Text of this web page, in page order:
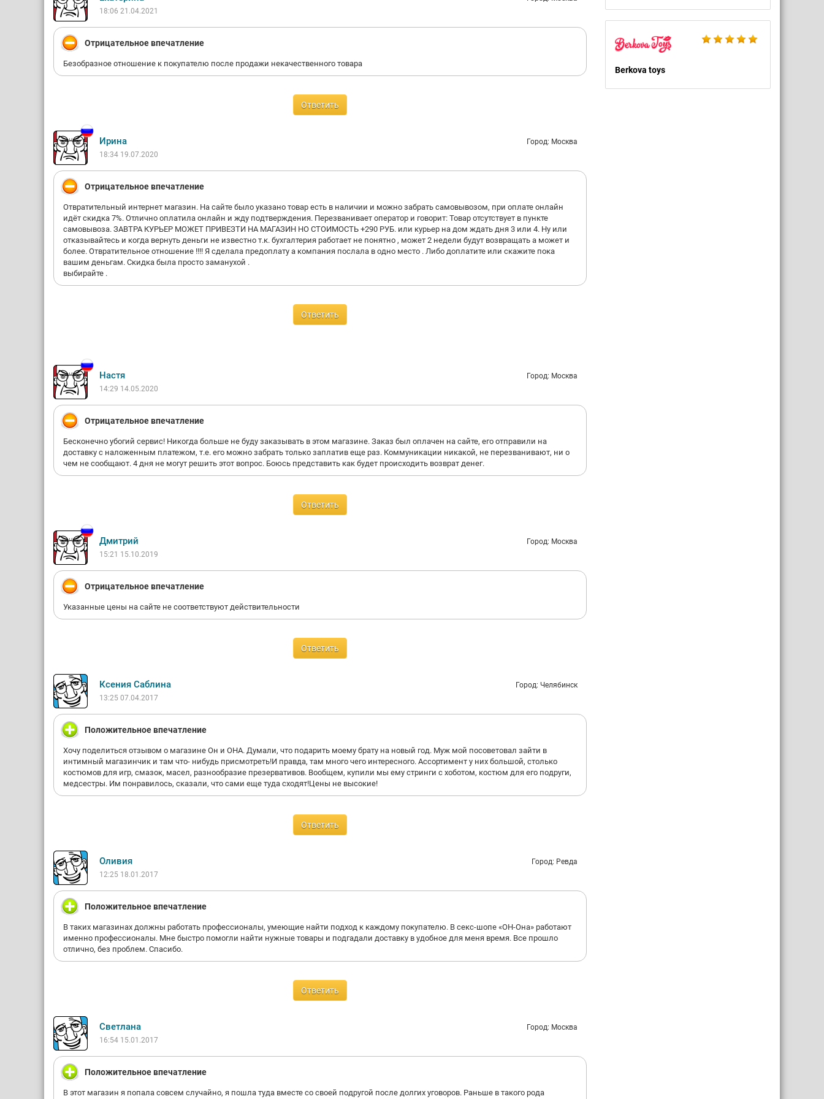
Berkova toys
18:06 21.04.2021
Отрицательное впечатление
Безобразное отношение к покупателю после продажи некачественного товара
Ответить
Ирина
Город: Москва
18:34 19.07.2020
Отрицательное впечатление
Отвратительный интернет магазин. На сайте было указано товар есть в наличии и можно забрать самовывозом, при оплате онлайн
идёт скидка 7%. Отлично оплатила онлайн и жду подтверждения. Перезванивает оператор и говорит: Товар отсутствует в пункте
самовывоза. ЗАВТРА КУРЬЕР МОЖЕТ ПРИВЕЗТИ НА МАГАЗИН НО СТОИМОСТЬ +290 РУБ. или курьер на дом ждать дня 3 или 4. Ну или
отказывайтесь и когда вернуть деньги не известно т.к. бухгалтерия работает не понятно , может 2 недели будут возвращать а может и
более. Отвратительное отношение !!!! Я сделала предоплату а компания послала в одно место . Либо доплатите или скажите пока
вашим деньгам. Скидка была просто заманухой .
выбирайте .
Ответить
Настя
Город: Москва
14:29 14.05.2020
Отрицательное впечатление
Бесконечно убогий сервис! Никогда больше не буду заказывать в этом магазине. Заказ был оплачен на сайте, его отправили на
доставку с наложенным платежом, т.е. его можно забрать только заплатив еще раз. Коммуникации никакой, не перезванивают, ни о
чем не сообщают. 4 дня не могут решить этот вопрос. Боюсь представить как будет происходить возврат денег.
Ответить
Дмитрий
Город: Москва
15:21 15.10.2019
Отрицательное впечатление
Указанные цены на сайте не соответствуют действительности
Ответить
Ксения Саблина
Город: Челябинск
13:25 07.04.2017
Положительное впечатление
Хочу поделиться отзывом о магазине Он и ОНА. Думали, что подарить моему брату на новый год. Муж мой посоветовал зайти в
интимный магазинчик и там что- нибудь присмотреть!И правда, там много чего интересного. Ассортимент у них большой, столько
костюмов для игр, смазок, масел, разнообразие презервативов. Вообщем, купили мы ему стринги с хоботом, костюм для его подруги,
медсестры. Им понравилось, сказали, что сами еще туда сходят!Цены не высокие!
Ответить
Оливия
Город: Ревда
12:25 18.01.2017
Положительное впечатление
В таких магазинах должны работать профессионалы, умеющие найти подход к каждому покупателю. В секс-шопе «ОН-Она» работают
именно профессионалы. Мне быстро помогли найти нужные товары и подгадали доставку в удобное для меня время. Все прошло
отлично, без проблем. Спасибо.
Ответить
Светлана
Город: Москва
16:54 15.01.2017
Положительное впечатление
В этот магазин я попала совсем случайно, я пошла туда вместе со своей подругой после долгих уговоров. Раньше в такого рода